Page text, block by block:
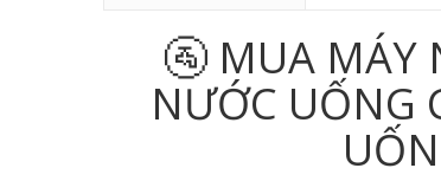
🚰 MUA MÁY
NƯỚC UỐNG